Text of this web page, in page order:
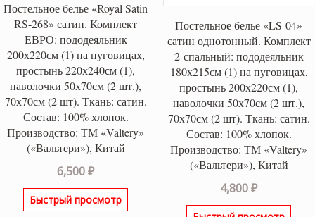
Постельное белье «Royal Satin
RS-268» сатин. Комплект
ЕВРО: пододеяльник
200х220см (1) на пуговицах,
простынь 220х240см (1),
наволочки 50х70см (2 шт.),
70х70см (2 шт). Ткань: сатин.
Состав: 100% хлопок.
Производство: ТМ «Valtery»
(«Вальтери»), Китай
6,500₽
Быстрый просмотр
Постельное белье «LS-04»
сатин однотонный. Комплект
2-спальный: пододеяльник
180х215см (1) на пуговицах,
простынь 200х220см (1),
наволочки 50х70см (2 шт.),
70х70см (2 шт). Ткань: сатин.
Состав: 100% хлопок.
Производство: ТМ «Valtery»
(«Вальтери»), Китай
4,800₽